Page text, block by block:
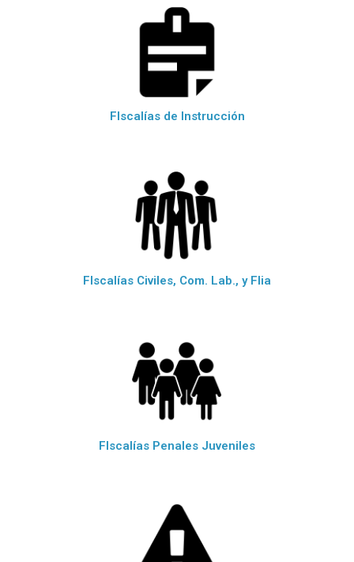
FIscalías de Instrucción
FIscalías Civiles, Com. Lab., y Flia
FIscalías Penales Juveniles